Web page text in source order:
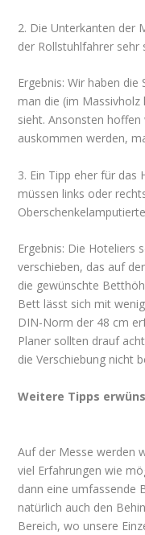
2. Die Unterkanten der
der Rollstuhlfahrer sehr
Ergebnis: Wir haben
man die (im
sieht. Ansonsten
auskommen werden,
3. Ein Tipp eher für das
müssen links oder
Ergebnis: Die Hoteliers
verschieben, das auf
die gewünschte
Bett lässt sich mit
DIN-Norm der 48 cm
Planer sollten drauf
die Verschiebung nicht
Weitere Tipps
Auf der Messe werden
viel Erfahrungen wie
dann eine umfassende
natürlich auch den
Bereich, wo unsere